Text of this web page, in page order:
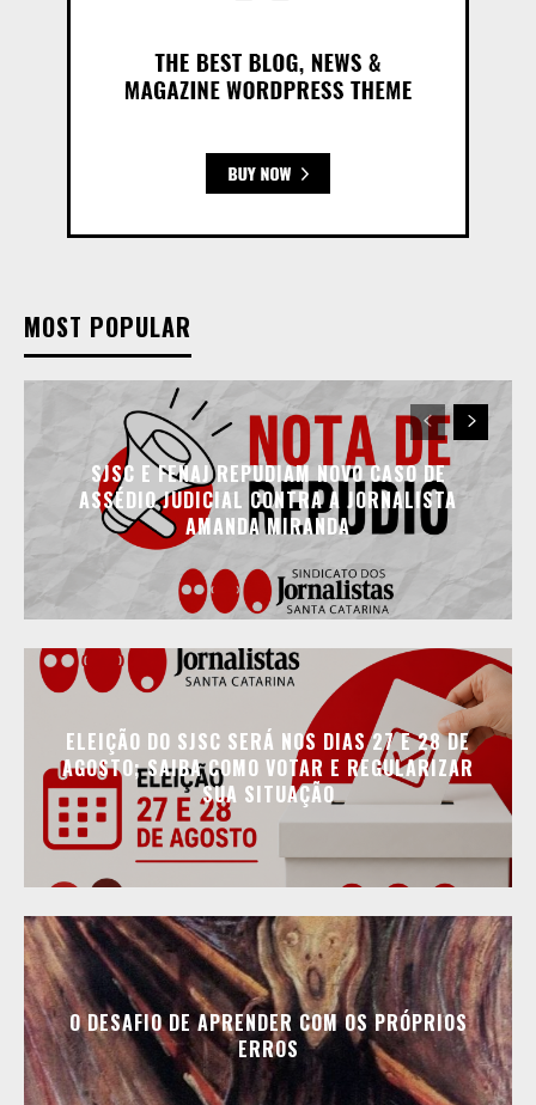
MOST POPULAR
SJSC E FENAJ REPUDIAM NOVO CASO DE
ASSÉDIO JUDICIAL CONTRA A JORNALISTA
AMANDA MIRANDA
ELEIÇÃO DO SJSC SERÁ NOS DIAS 27 E 28 DE
AGOSTO; SAIBA COMO VOTAR E REGULARIZAR
SUA SITUAÇÃO
O DESAFIO DE APRENDER COM OS PRÓPRIOS
ERROS